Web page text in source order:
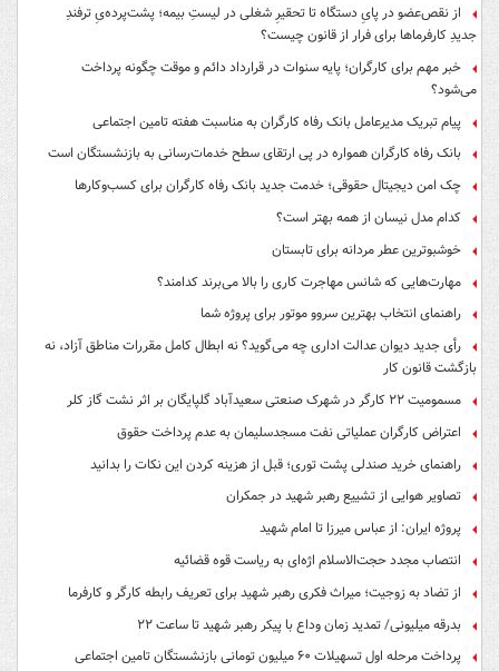
از نقص‌عضو در پایِ دستگاه تا تحقیرِ شغلی در لیستِ بیمه؛ پشت‌پرده‌یِ ترفندِ
جدیدِ کارفرماها برای فرار از قانون چیست؟
خبر مهم برای کارگران؛ پایه سنوات در قرارداد دائم و موقت چگونه پرداخت
می‌شود؟
پیام تبریک مدیرعامل بانک رفاه کارگران به مناسبت هفته تامین اجتماعی
بانک رفاه کارگران همواره در پی ارتقای سطح خدمات‌رسانی به بازنشستگان است
چک امن دیجیتال حقوقی؛ خدمت جدید بانک رفاه کارگران برای کسب‌وکارها
کدام مدل نیسان از همه بهتر است؟
خوشبوترین عطر مردانه برای تابستان
مهارت‌هایی که شانس مهاجرت کاری را بالا می‌برند کدامند؟
راهنمای انتخاب بهترین سروو موتور برای پروژه شما
رأی جدید دیوان عدالت اداری چه می‌گوید؟ نه ابطال کامل مقررات مناطق آزاد، نه
بازگشت قانون کار
مسمومیت ۲۲ کارگر در شهرک صنعتی سعیدآباد گلپایگان بر اثر نشت گاز کلر
اعتراض کارگران عملیاتی نفت مسجدسلیمان به عدم پرداخت حقوق
راهنمای خرید صندلی پشت توری؛ قبل از هزینه کردن این نکات را بدانید
تصاویر هوایی از تشییع رهبر شهید در جمکران
پروژه ایران: از عباس میرزا تا امام شهید
انتصاب مجدد حجت‌الاسلام اژه‌ای به ریاست قوه‌ قضائیه
از تضاد به زوجیت؛ میراث فکری رهبر شهید برای تعریف رابطه کارگر و کارفرما
بدرقه میلیونی/ تمدید زمان وداع با پیکر رهبر شهید تا ساعت ۲۲
پرداخت مرحله اول تسهیلات ۶۰ میلیون تومانی بازنشستگان تامین اجتماعی